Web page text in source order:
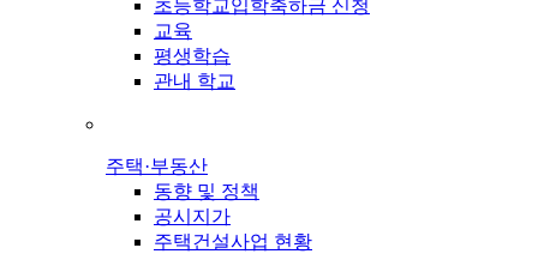
초등학교입학축하금 신청
교육
평생학습
관내 학교
주택·부동산
동향 및 정책
공시지가
주택건설사업 현황